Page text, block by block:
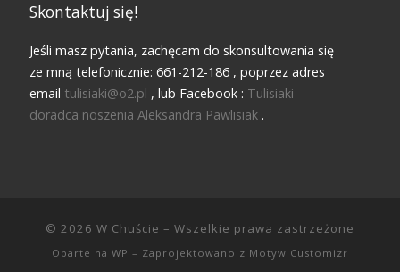
Skontaktuj się!
Jeśli masz pytania, zachęcam do skonsultowania się
ze mną telefonicznie: 661-212-186 , poprzez adres
email tulisiaki@o2.pl , lub Facebook : Tulisiaki -
doradca noszenia Aleksandra Pawlisiak .
© 2026 W Chuście – Wszelkie prawa zastrzeżone
Oparte na WP – Zaprojektowano z Motyw Customizr